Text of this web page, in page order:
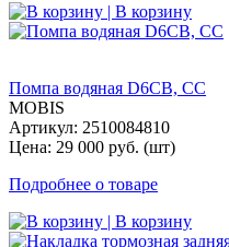
| В корзину
Помпа водяная D6CB, СС
MOBIS
Артикул: 2510084810
Цена: 29 000 руб. (шт)
Подробнее о товаре
| В корзину